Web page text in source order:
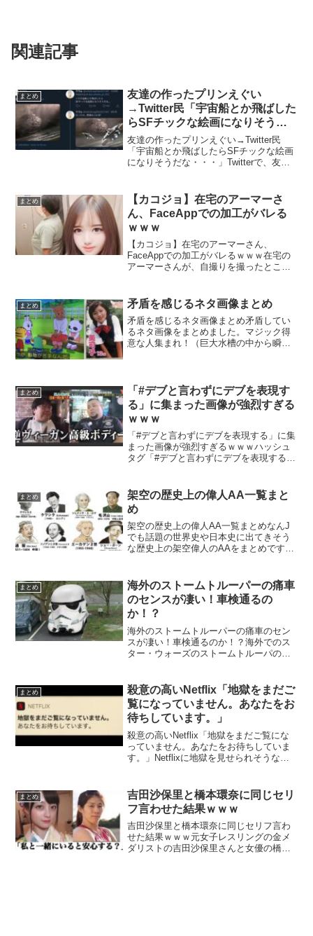
関連記事
まとめ
友達の作ったプリンえぐい
→Twitter民「宇宙船とか飛ばした
らSFチックな絵画になりそうだ
な・・・」
友達の作ったプリンえぐい→Twitter民
「宇宙船とか飛ばしたらSFチックな絵画
になりそうだな・・・」Twitterで、友達
携してSF的な画像にしてしまう名展開...
まとめ
【カコジョ】在宅のアーマーさ
ん、FaceAppでの加工がバレる
ｗｗｗ
【カコジョ】在宅のアーマーさん、
FaceAppでの加工がバレるｗｗｗ在宅の
アーマーさんが、自撮りを撮ったところ
pic.twitter.com/1R5tCX3iPG— 在宅の...
まとめ 矛盾を感じるネタ画像まとめ
矛盾を感じるネタ画像まとめ矛盾してい
るネタ画像をまとめました。マジック得
意な人集まれ！（巨大水槽の中から瞬間
なくて？蟹の説明（海老食...
まとめ
「#デブと言わずにデブを表現す
る」に集まった画像が強烈すぎる
ｗｗｗ
「#デブと言わずにデブを表現する」に集
まった画像が強烈すぎるｗｗｗハッシュ
タグ「#デブと言わずにデブを表現する」
この指輪もう一生抜けないんだろうなウ
ーバーイーツの店名「...
まとめ
架空の歴史上の偉人AA一覧まと
め
架空の歴史上の偉人AA一覧まとめなんJ
でも話題の世界史や日本史に出てきそう
な歴史上の架空偉人のAAをまとめです。
トン．D．木間下（日本）南沖尋定（日
本）クワシク（ロシア...
まとめ
海外のストームトルーパーの痛車
のセンスが凄い！車検通るの
か！？
海外のストームトルーパーの痛車のセン
スが凄い！車検通るのか！？海外でのス
ター・ウォーズのストームトルーパの痛
は、こんな感じ。
pic.twitter.com/M9mTRP...
まとめ
殺意の高いNetflix「地獄をまだご
覧になっていません。あなたをお
待ちしています。」
殺意の高いNetflix「地獄をまだご覧にな
っていません。あなたをお待ちしていま
す。」Netflixに地獄を見せられそうな通
pic.twitter.com/i28JK3bq...
まとめ
吉田沙保里と橋本環奈に同じセリ
フ言わせた結果ｗｗｗ
吉田沙保里と橋本環奈に同じセリフ言わ
せた結果ｗｗｗ元女子レスリングの金メ
ダリストの吉田沙保里さんと女優の橋本